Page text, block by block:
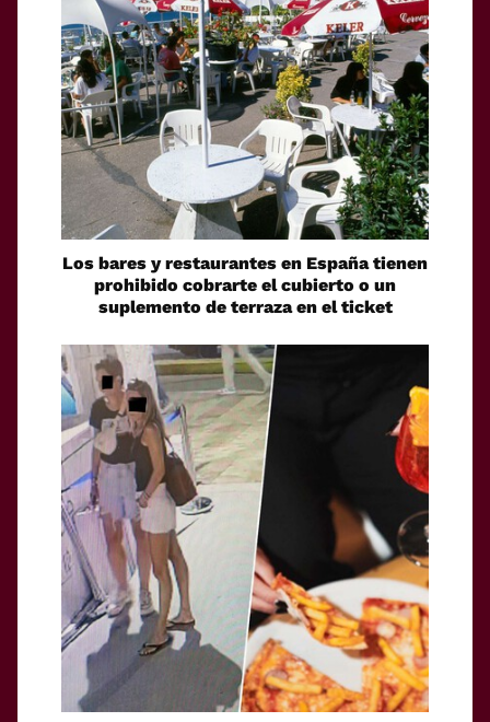
Los bares y restaurantes en España tienen
prohibido cobrarte el cubierto o un
suplemento de terraza en el ticket